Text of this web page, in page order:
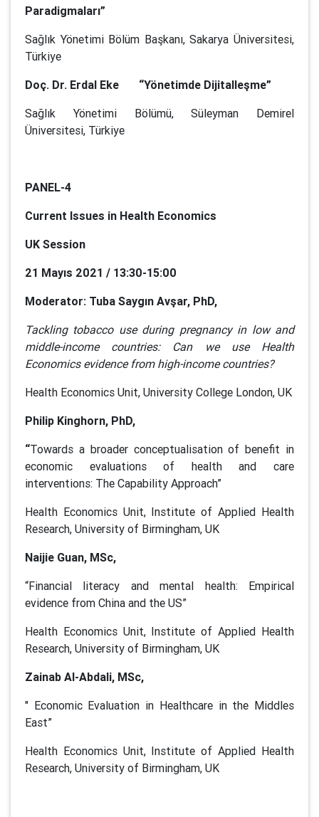
Paradigmaları”
Sağlık Yönetimi Bölüm Başkanı, Sakarya Üniversitesi,
Türkiye
Doç. Dr. Erdal Eke “Yönetimde Dijitalleşme”
Sağlık Yönetimi Bölümü, Süleyman Demirel
Üniversitesi, Türkiye
PANEL-4
Current Issues in Health Economics
UK Session
21 Mayıs 2021 / 13:30-15:00
Moderator: Tuba Saygın Avşar, PhD,
Tackling tobacco use during pregnancy in low and
middle-income countries: Can we use Health
Economics evidence from high-income countries?
Health Economics Unit, University College London, UK
Philip Kinghorn, PhD,
“Towards a broader conceptualisation of benefit in
economic evaluations of health and care
interventions: The Capability Approach”
Health Economics Unit, Institute of Applied Health
Research, University of Birmingham, UK
Naijie Guan, MSc,
“Financial literacy and mental health: Empirical
evidence from China and the US”
Health Economics Unit, Institute of Applied Health
Research, University of Birmingham, UK
Zainab Al-Abdali, MSc,
" Economic Evaluation in Healthcare in the Middles
East”
Health Economics Unit, Institute of Applied Health
Research, University of Birmingham, UK